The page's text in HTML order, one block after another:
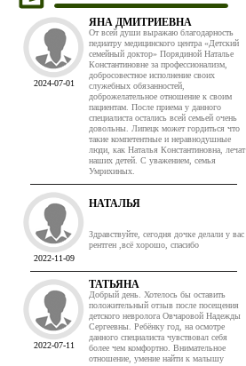
2024-07-01
ЯНА ДМИТРИЕВНА
От всей души выражаю благодарность
педиатру медицинского центра «Детский
семейный доктор» Порядиной Наталье
Константиновне за профессионализм,
добросовестное исполнение своих
служебных обязанностей,
доброжелательное отношение к своим
пациентам. После приема у данного
специалиста остались всей семьей очень
довольны. Липецк может гордиться что
такие компетентные и неравнодушные
люди, как Наталья Константиновна, лечат
наших детей. С уважением, семья
Умрихиных.
2022-11-09
НАТАЛЬЯ
Здравствуйте, сегодня дочке делали у вас
рентген ,всё хорошо, спасибо
2022-07-11
ТАТЬЯНА
Добрый день. Хотелось бы оставить
положительный отзыв после посещения
детского невролога Овчаровой Надежды
Сергеевны. Ребёнку год, на осмотре
данного специалиста чувствовал себя
более чем комфортно. Внимательное
отношение, умение найти к малышу